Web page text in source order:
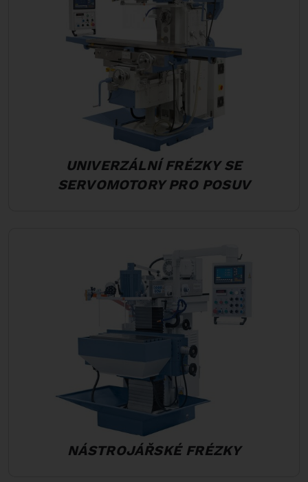
UNIVERZÁLNÍ FRÉZKY SE
SERVOMOTORY PRO POSUV
NÁSTROJÁŘSKÉ FRÉZKY